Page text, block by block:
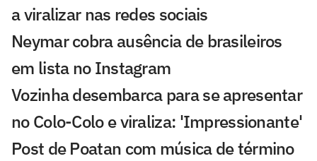
a viralizar nas redes sociais
Neymar cobra ausência de brasileiros
em lista no Instagram
Vozinha desembarca para se apresentar
no Colo-Colo e viraliza: 'Impressionante'
Post de Poatan com música de término